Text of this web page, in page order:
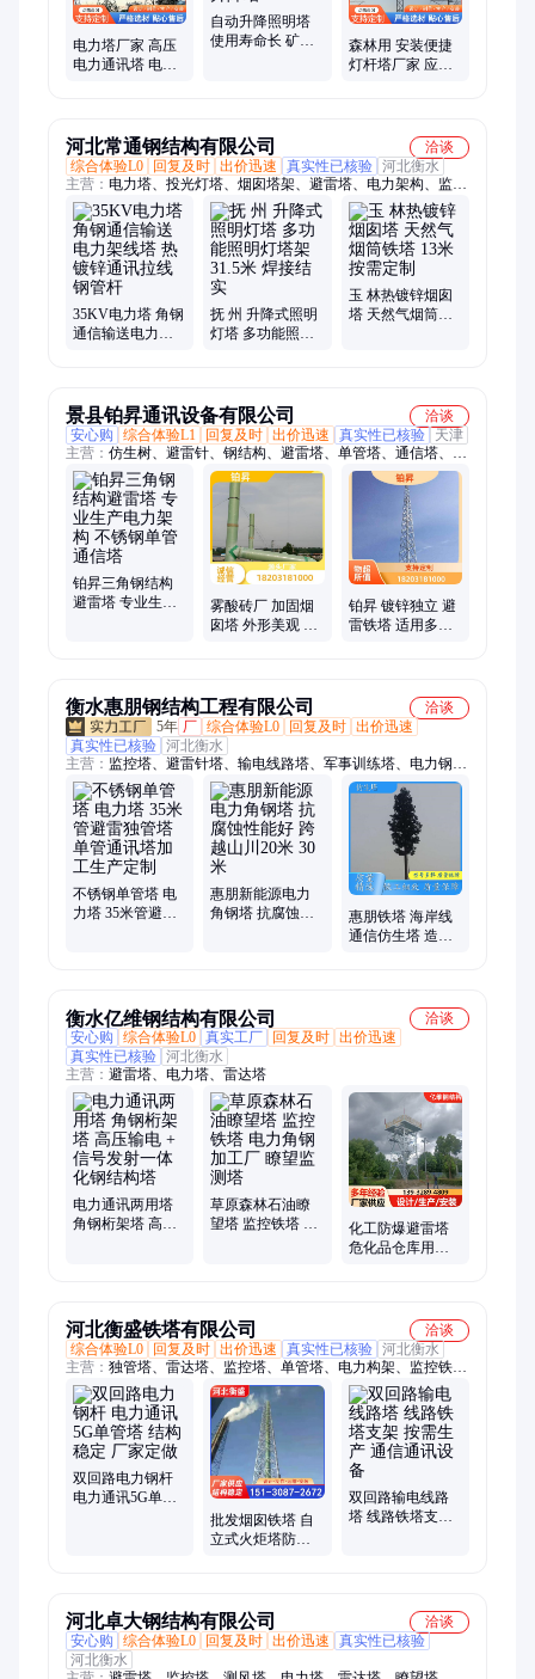
电力塔厂家 高压
电力通讯塔 电力
自动升降照明塔
使用寿命长 矿场
森林用 安装便捷
灯杆塔厂家 应急
河北常通钢结构有限公司
洽谈
综合体验L0
回复及时 出价迅速 真实性已核验 河北衡水
主营： 电力塔、投光灯塔、烟囱塔架、避雷塔、电力架构、监控
塔、瞭望塔、单管塔、通信塔、电力钢杆、消防训练塔、铁路灯
桥
35KV电力塔 角钢
通信输送电力架
抚 州 升降式照明
灯塔 多功能照明
玉 林热镀锌烟囱
塔 天然气烟筒铁
景县铂昇通讯设备有限公司
洽谈
安心购
综合体验L1 回复及时 出价迅速 真实性已核验
天津
主营： 仿生树、避雷针、钢结构、避雷塔、单管塔、通信塔、监
控塔、通讯塔、快装塔、烟囱塔、信号塔、电视塔、拉线塔、三
管塔、美化塔、测风塔、仿生塔、烟筒塔、环保塔、训练塔、投
光灯塔、瞭望塔、热镀锌、变电架
铂昇三角钢结构
避雷塔 专业生产
雾酸砖厂 加固烟
囱塔 外形美观 支
铂昇 镀锌独立 避
雷铁塔 适用多种
衡水惠朋钢结构工程有限公司
洽谈
5年 厂 综合体验L0 回复及时 出价迅速
真实性已核验 河北衡水
主营： 监控塔、避雷针塔、输电线路塔、军事训练塔、电力钢管
塔、投光灯、室外导线设备
不锈钢单管塔 电
力塔 35米管避雷
惠朋新能源电力
角钢塔 抗腐蚀性
惠朋铁塔 海岸线
通信仿生塔 造型
衡水亿维钢结构有限公司
洽谈
安心购
综合体验L0 真实工厂 回复及时 出价迅速
真实性已核验 河北衡水
主营： 避雷塔、电力塔、雷达塔
电力通讯两用塔
角钢桁架塔 高压
草原森林石油瞭
望塔 监控铁塔 电
化工防爆避雷塔
危化品仓库用防
河北衡盛铁塔有限公司
洽谈
综合体验L0
回复及时 出价迅速 真实性已核验 河北衡水
主营： 独管塔、雷达塔、监控塔、单管塔、电力构架、监控铁
塔、避雷塔架、消防训练塔、雷达信号塔、电力角钢塔、脱硫塔
支撑架、圆钢角钢避雷塔、热镀锌电力架构、工业烟囱、钢管风
力构架
双回路电力钢杆
电力通讯5G单管
批发烟囱铁塔 自
立式火炬塔防护
双回路输电线路
塔 线路铁塔支架
河北卓大钢结构有限公司
洽谈
安心购
综合体验L0 回复及时 出价迅速
真实性已核验
河北衡水